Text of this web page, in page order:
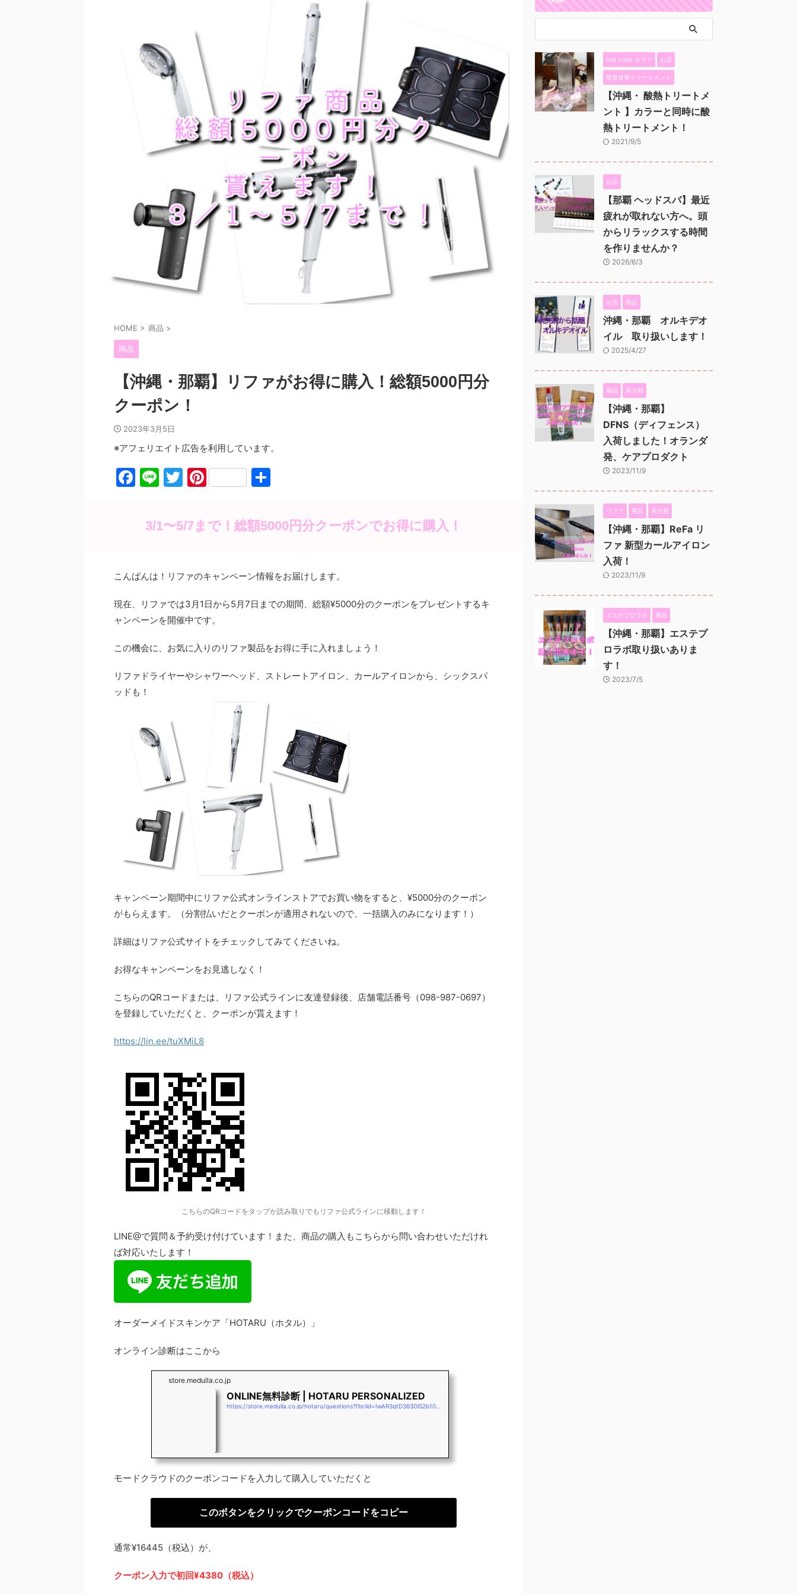
HOME > 商品 >
商品
【沖縄・那覇】リファがお得に購入！総額5000円分
クーポン！
2023年3月5日
※アフェリエイト広告を利用しています。
F
e
o
k
Li
e
T
itt
er
Pi
er
e
3/1〜5/7まで！総額5000円分クーポンでお得に購入！
こんばんは！リファのキャンペーン情報をお届けします。
現在、リファでは3月1日から5月7日までの期間、総額¥5000分のクーポンをプレゼントするキ
ャンペーンを開催中です。
この機会に、お気に入りのリファ製品をお得に手に入れましょう！
リファドライヤーやシャワーヘッド、ストレートアイロン、カールアイロンから、シックスパ
ッドも！
キャンペーン期間中にリファ公式オンラインストアでお買い物をすると、¥5000分のクーポン
がもらえます。（分割払いだとクーポンが適用されないので、一括購入のみになります！）
詳細はリファ公式サイトをチェックしてみてくださいね。
お得なキャンペーンをお見逃しなく！
こちらのQRコードまたは、リファ公式ラインに友達登録後、店舗電話番号（098-987-0697）
を登録していただくと、クーポンが貰えます！
https://lin.ee/tuXMiL8
こちらのQRコードをタップか読み取りでもリファ公式ラインに移動します！
LINE@で質問＆予約受け付けています！また、商品の購入もこちらから問い合わせいただけれ
ば対応いたします！
オーダーメイドスキンケア「HOTARU（ホタル）」
オンライン診断はここから
store.medulla.co.jp
ONLINE無料診断 | HOTARU PERSONALIZED
モードクラウドのクーポンコードを入力して購入していただくと
このボタンをクリックでクーポンコードをコピー
通常¥16445（税込）が、
クーポン入力で初回¥4380（税込）
hair color カラー お店
髪質改善トリートメント
【沖縄・ 酸熱トリートメ
ント 】カラーと同時に酸
熱トリートメント！
2021/9/5
お店
【那覇 ヘッドスパ】最近
疲れが取れない方へ。頭
からリラックスする時間
を作りませんか？
2026/6/3
お店 商品
沖縄・那覇 オルキデオ
イル 取り扱いします！
2025/4/27
商品 未分類
【沖縄・那覇】
DFNS（ディフェンス）
入荷しました！オランダ
発、ケアプロダクト
2023/11/9
リファ 商品 未分類
【沖縄・那覇】ReFa リ
ファ 新型カールアイロン
入荷！
2023/11/9
エステプロラボ 商品
【沖縄・那覇】エステプ
ロラボ取り扱いありま
す！
2023/7/5